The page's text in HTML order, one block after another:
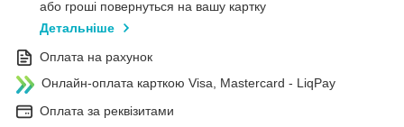
або гроші повернуться на вашу картку
Детальніше
Оплата на рахунок
Онлайн-оплата карткою Visa, Mastercard - LiqPay
Оплата за реквізитами